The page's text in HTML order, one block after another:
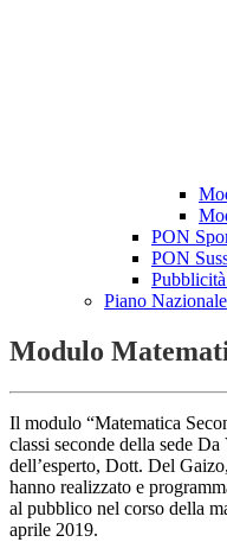
PON
PON
Piano
Modulo
Il modulo “Matematica
classi seconde della sede
dell’esperto, Dott. Del
hanno realizzato e
al pubblico nel corso della
aprile 2019.